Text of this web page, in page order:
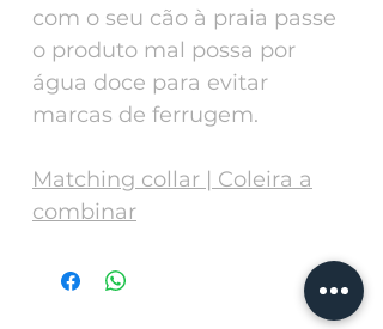
com o seu cão à praia passe
o produto mal possa por
água doce para evitar
marcas de ferrugem.
Matching collar | Coleira a
combinar